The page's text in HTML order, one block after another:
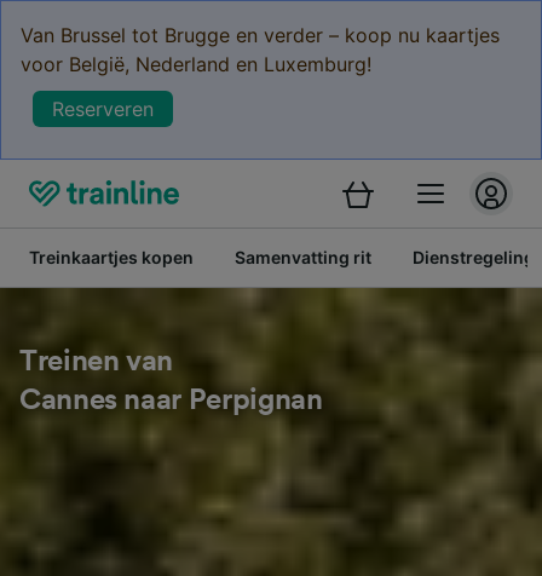
Van Brussel tot Brugge en verder – koop nu kaartjes
voor België, Nederland en Luxemburg!
Reserveren
Treinkaartjes kopen Samenvatting rit Dienstregeling
Treinen van
Cannes naar Perpignan